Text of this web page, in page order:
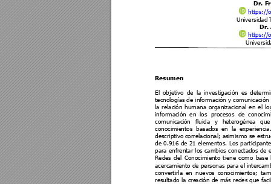
Dr.
https://
Universidad
Dr.
https://
Resumen
El objetivo de la investigación es
tecnologías de información y
la relación humana organizacional en el
información en los procesos de
comunicación fluida y heterogénea
conocimientos basados en la
descriptivo correlacional; asimismo se
de 0.916 de 21 elementos. Los
para enfrentar los cambios conectados de
Redes del Conocimiento tiene como base
acercamiento de personas para el i
convertirla en nuevos conocimientos;
resultado la creación de más redes que